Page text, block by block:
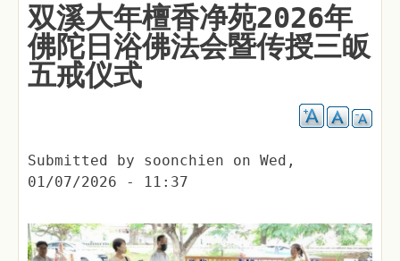
双溪大年檀香净苑2026年
佛陀日浴佛法会暨传授三皈
五戒仪式
Submitted by soonchien on Wed,
01/07/2026 - 11:37